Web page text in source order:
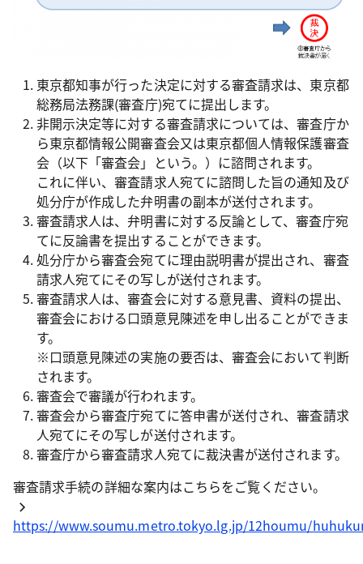
東京都知事が行った決定に対する審査請求は、東京都
総務局法務課(審査庁)宛てに提出します。
非開示決定等に対する審査請求については、審査庁か
ら東京都情報公開審査会又は東京都個人情報保護審査
会（以下「審査会」という。）に諮問されます。
これに伴い、審査請求人宛てに諮問した旨の通知及び
処分庁が作成した弁明書の副本が送付されます。
審査請求人は、弁明書に対する反論として、審査庁宛
てに反論書を提出することができます。
処分庁から審査会宛てに理由説明書が提出され、審査
請求人宛てにその写しが送付されます。
審査請求人は、審査会に対する意見書、資料の提出、
審査会における口頭意見陳述を申し出ることができま
す。
※口頭意見陳述の実施の要否は、審査会において判断
されます。
審査会で審議が行われます。
審査会から審査庁宛てに答申書が送付され、審査請求
人宛てにその写しが送付されます。
審査庁から審査請求人宛てに裁決書が送付されます。
審査請求手続の詳細な案内はこちらをご覧ください。
https://www.soumu.metro.tokyo.lg.jp/12houmu/